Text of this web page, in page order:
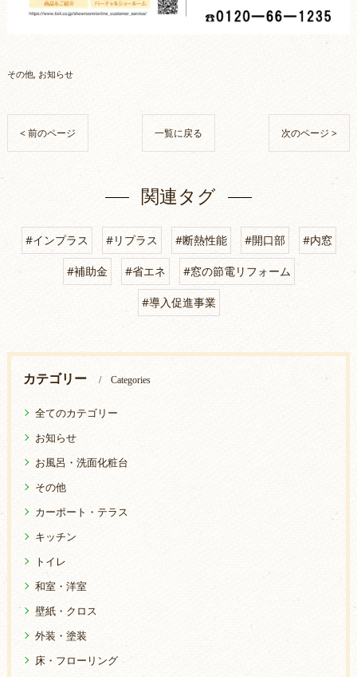
その他 お知らせ
< 前のページ 一覧に戻る 次のページ >
関連タグ
#インプラス #リプラス #断熱性能 #開口部 #内窓
#補助金 #省エネ #窓の節電リフォーム
#導入促進事業
カテゴリー Categories
全てのカテゴリー
お知らせ
お風呂・洗面化粧台
その他
カーポート・テラス
キッチン
トイレ
和室・洋室
壁紙・クロス
外装・塗装
床・フローリング